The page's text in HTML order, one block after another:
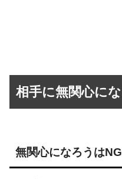
相手に無関心に
無関心になろうはNG